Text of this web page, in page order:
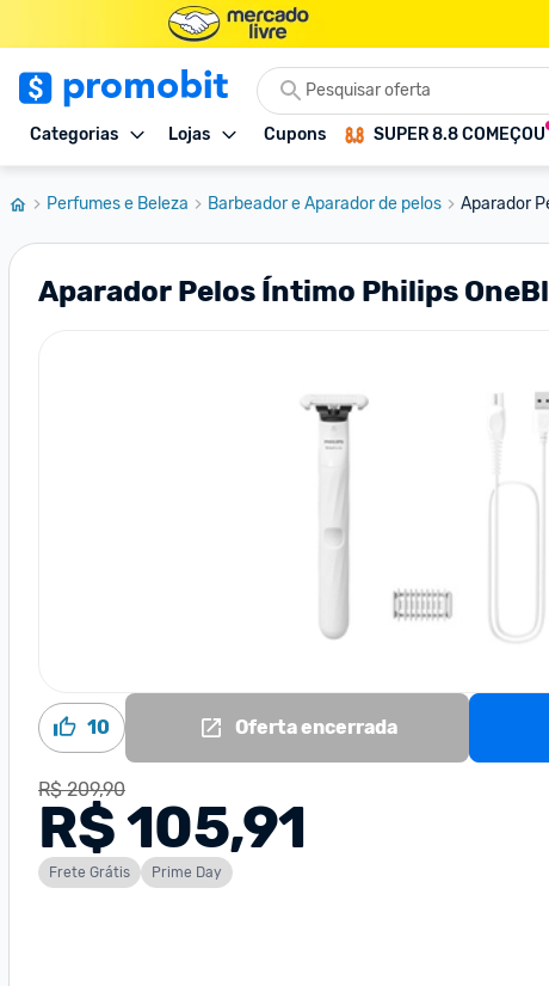
Categorias Lojas Cupons SUPER 8.8 COMEÇOU
Perfumes e Beleza Barbeador e Aparador de pelos Aparador
Aparador Pelos Íntimo Philips
10 Oferta encerrada
R$ 209,90
R$ 105,91
Frete Grátis Prime Day